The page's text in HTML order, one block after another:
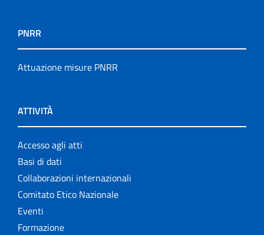
PNRR
Attuazione misure PNRR
ATTIVITÀ
Accesso agli atti
Basi di dati
Collaborazioni internazionali
Comitato Etico Nazionale
Eventi
Formazione